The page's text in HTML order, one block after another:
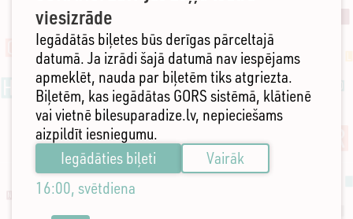
viesizrāde
Iegādātās biļetes būs derīgas pārceltajā
datumā. Ja izrādi šajā datumā nav iespējams
apmeklēt, nauda par biļetēm tiks atgriezta.
Biļetēm, kas iegādātas GORS sistēmā, klātienē
vai vietnē bilesuparadize.lv, nepieciešams
aizpildīt iesniegumu.
Iegādāties biļeti
Vairāk
16:00, svētdiena